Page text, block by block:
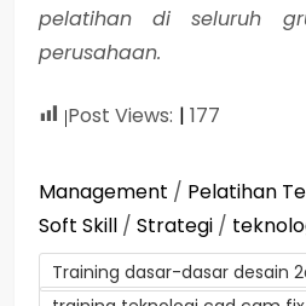
pelatihan di seluruh
perusahaan.
Post Views: 177
Management / Pelatihan
Soft Skill / Strategi /
Training dasar-dasar desain